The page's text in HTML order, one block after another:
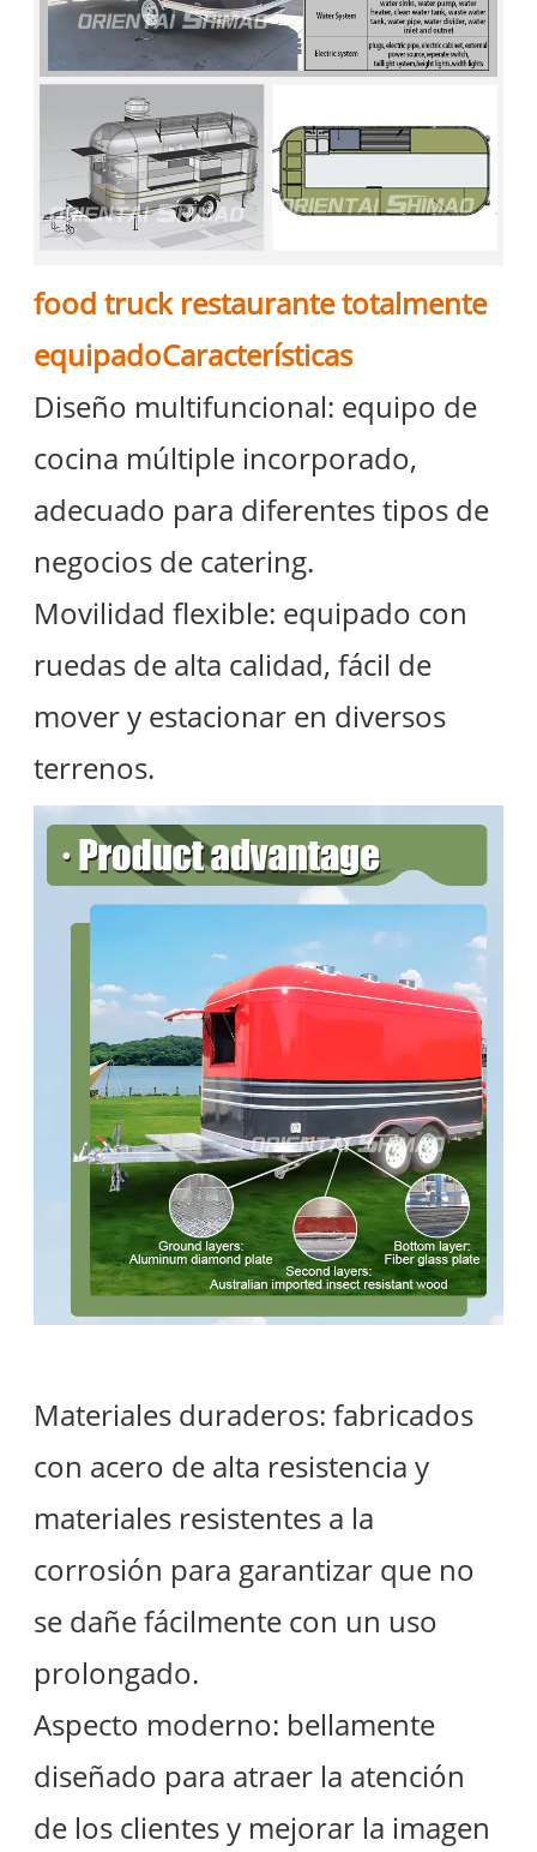
food truck restaurante totalmente
equipadoCaracterísticas
Diseño multifuncional: equipo de
cocina múltiple incorporado,
adecuado para diferentes tipos de
negocios de catering.
Movilidad flexible: equipado con
ruedas de alta calidad, fácil de
mover y estacionar en diversos
terrenos.
Materiales duraderos: fabricados
con acero de alta resistencia y
materiales resistentes a la
corrosión para garantizar que no
se dañe fácilmente con un uso
prolongado.
Aspecto moderno: bellamente
diseñado para atraer la atención
de los clientes y mejorar la imagen